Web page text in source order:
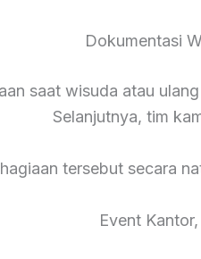
Dokumentasi
saat wisuda atau
Selanjutnya, tim
tersebut secara
Event